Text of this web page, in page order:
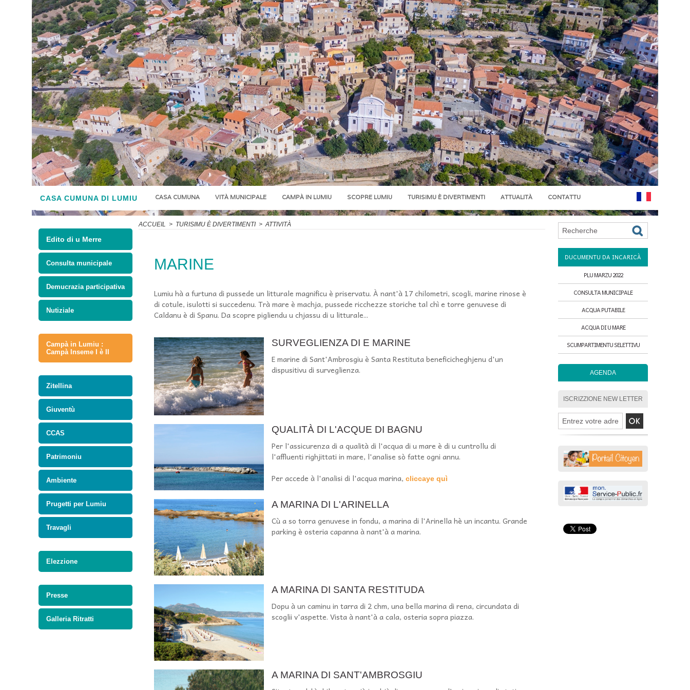
CASA CUMUNA DI LUMIU CASA CUMUNA VITÀ MUNICIPALE CAMPÀ IN LUMIU SCOPRE LUMIU TURISIMU È DIVERTIMENTI ATTUALITÀ CONTATTU
Edito di u Merre
Consulta municipale
Demucrazia participativa
Nutiziale
Campà in Lumiu :
Campà Inseme I è II
Zitellina
Giuventù
CCAS
Patrimoniu
Ambiente
Prugetti per Lumiu
Travagli
Elezzione
Presse
Galleria Ritratti
ACCUEIL > TURISIMU È DIVERTIMENTI > ATTIVITÀ
MARINE
Lumiu hà a furtuna di pussede un litturale magnificu è priservatu. À nant'à 17 chilometri, scogli, marine rinose è
di cotule, isulotti si succedenu. Trà mare è machja, pussede ricchezze storiche tal chì e torre genuvese di
Caldanu è di Spanu. Da scopre pigliendu u chjassu di u litturale...
SURVEGLIENZA DI E MARINE
E marine di Sant'Ambrosgiu è Santa Restituta beneficicheghjenu d'un
dispusitivu di surveglienza.
QUALITÀ DI L'ACQUE DI BAGNU
Per l'assicurenza di a qualità di l'acqua di u mare è di u cuntrollu di
l'affluenti righjittati in mare, l'analise sò fatte ogni annu.
Per accede à l'analisi di l'acqua marina, cliccaye quì
A MARINA DI L'ARINELLA
Cù a so torra genuvese in fondu, a marina di l'Arinella hè un incantu. Grande
parking è osteria capanna à nant'à a marina.
A MARINA DI SANTA RESTITUDA
Dopu à un caminu in tarra di 2 chm, una bella marina di rena, circundata di
scoglii v'aspette. Vista à nant'à a cala, osteria sopra piazza.
A MARINA DI SANT'AMBROSGIU
DUCUMENTU DA INCARICÀ
PLU MARZU 2022
CONSULTA MUNICIPALE
ACQUA PUTABILE
ACQUA DI U MARE
SCUMPARTIMENTU SELETTIVU
AGENDA
ISCRIZZIONE NEW LETTER